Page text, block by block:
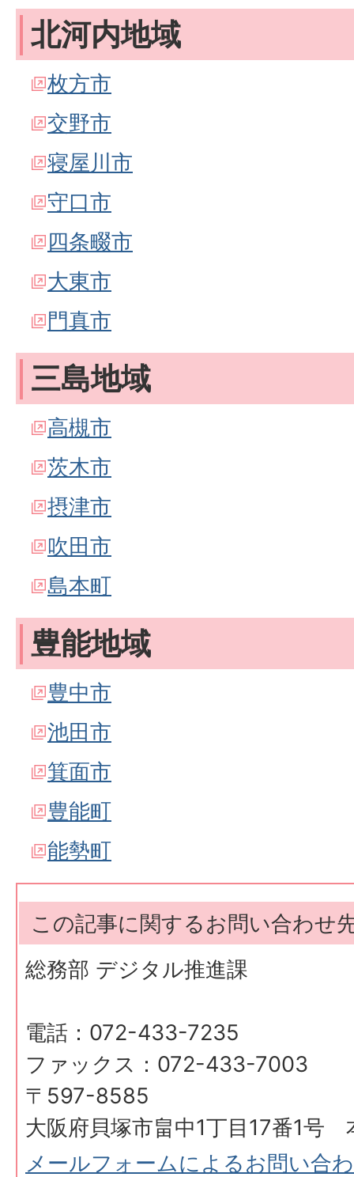
北河内地域
枚方市
交野市
寝屋川市
守口市
四条畷市
大東市
門真市
三島地域
高槻市
茨木市
摂津市
吹田市
島本町
豊能地域
豊中市
池田市
箕面市
豊能町
能勢町
この記事に関するお問い合わせ
総務部 デジタル推進課
電話：072-433-7235
ファックス：072-433-7003
〒597-8585
大阪府貝塚市畠中1丁目17番1号
メールフォームによるお問い合